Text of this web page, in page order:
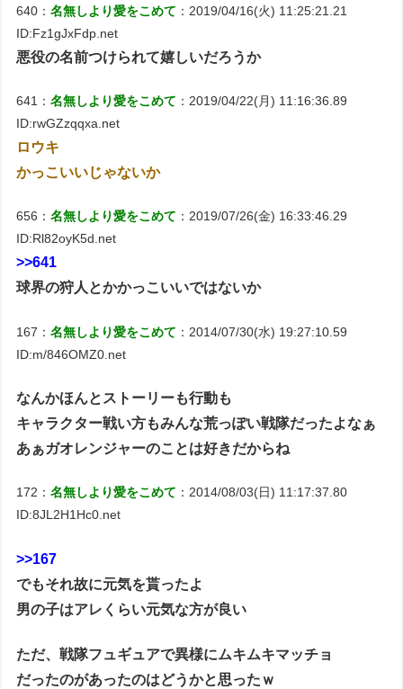
640：名無しより愛をこめて ：2019/04/16(火) 11:25:21.21
ID:Fz1gJxFdp.net
悪役の名前つけられて嬉しいだろうか
641：名無しより愛をこめて ：2019/04/22(月) 11:16:36.89
ID:rwGZzqqxa.net
ロウキ
かっこいいじゃないか
656：名無しより愛をこめて ：2019/07/26(金) 16:33:46.29
ID:Rl82oyK5d.net
>>641
球界の狩人とかかっこいいではないか
167：名無しより愛をこめて ：2014/07/30(水) 19:27:10.59
ID:m/846OMZ0.net
なんかほんとストーリーも行動も
キャラクター戦い方もみんな荒っぽい戦隊だったよなぁ
あぁガオレンジャーのことは好きだからね
172：名無しより愛をこめて ：2014/08/03(日) 11:17:37.80
ID:8JL2H1Hc0.net
>>167
でもそれ故に元気を貰ったよ
男の子はアレくらい元気な方が良い
ただ、戦隊フュギュアで異様にムキムキマッチョ
だったのがあったのはどうかと思ったｗ